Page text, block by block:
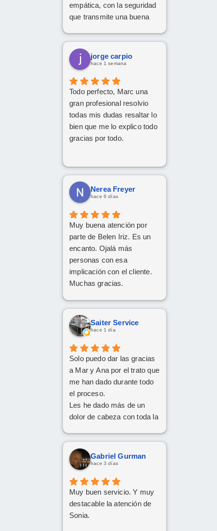
empática, con la seguridad
que transmite una buena
Gracias x todo.
jorge carpio
hace 1 semana
Todo perfecto, Marc una
gran profesional resolvio
todas mis dudas resaltar lo
bien que me lo explico todo
gracias por todo.
Nerea Freyer
hace 6 días
Muy buena atención por
parte de Belen Iriz. Es un
encanto. Ojalá más
personas con esa
implicación con el cliente.
Muchas gracias.
Saiter Service
hace 1 día
Solo puedo dar las gracias
a Mar y Ana por el trato que
me han dado durante todo
el proceso.
Les he dado más de un
dolor de cabeza con toda la
trámites, pero siempre han
tenido una paciencia
increíble y un trato cercano
implicación y
profesionalidad, al final han
Gabriel Gurman
hace 3 días
Muy buen servicio. Y muy
destacable la atención de
Sonia.